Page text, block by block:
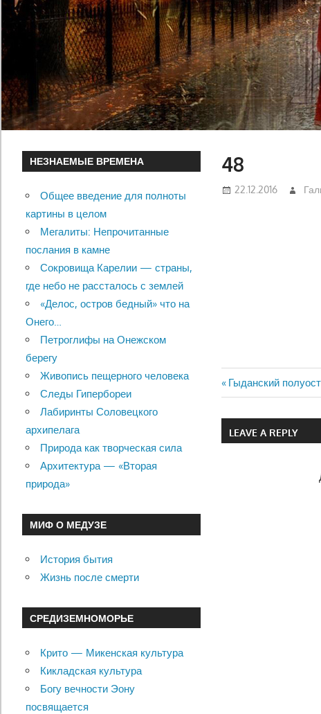
48
22.12.2016
по
Previous
Post:
Гыданский
LEAVE A REPLY
НЕЗНАЕМЫЕ ВРЕМЕНА
Общее введение для полноты
картины в целом
Мегалиты: Непрочитанные
послания в камне
Сокровища Карелии — страны,
где небо не рассталось с землей
«Делос, остров бедный» что на
Онего…
Петроглифы на Онежском
берегу
Живопись пещерного человека
Следы Гипербореи
Лабиринты Соловецкого
архипелага
Природа как творческая сила
Архитектура — «Вторая
природа»
МИФ О МЕДУЗЕ
История бытия
Жизнь после смерти
СРЕДИЗЕМНОМОРЬЕ
Крито — Микенская культура
Кикладская культура
Богу вечности Эону
посвящается